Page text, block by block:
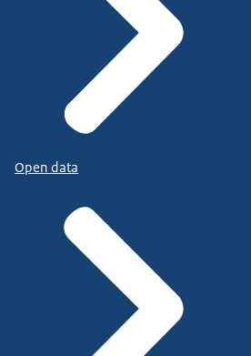
Open data